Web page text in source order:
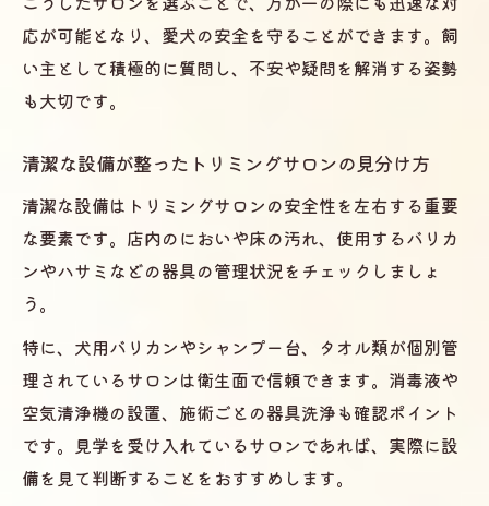
サロン利用時に伝えるべき愛犬の情報とは
サマーカットのリスクとトリミングサロン
の対応
初めてのトリミングサロン利用で準備すべ
きこと
トリミングサロン来店前に行う健康管理の
ポイント
に重要
予防接種記録を持参するトリミングサロン
の安心感
トリミングサロン利用時のストレス軽減準
備法
応が可能となり、愛犬の安全を守ることができます。飼
い主として積極的に質問し、不安や疑問を解消する姿勢
も大切です。
清潔な設備が整ったトリミングサロンの見分け方
清潔な設備はトリミングサロンの安全性を左右する重要
な要素です。店内のにおいや床の汚れ、使用するバリカ
ンやハサミなどの器具の管理状況をチェックしましょ
う。
特に、犬用バリカンやシャンプー台、タオル類が個別管
理されているサロンは衛生面で信頼できます。消毒液や
空気清浄機の設置、施術ごとの器具洗浄も確認ポイント
です。見学を受け入れているサロンであれば、実際に設
備を見て判断することをおすすめします。